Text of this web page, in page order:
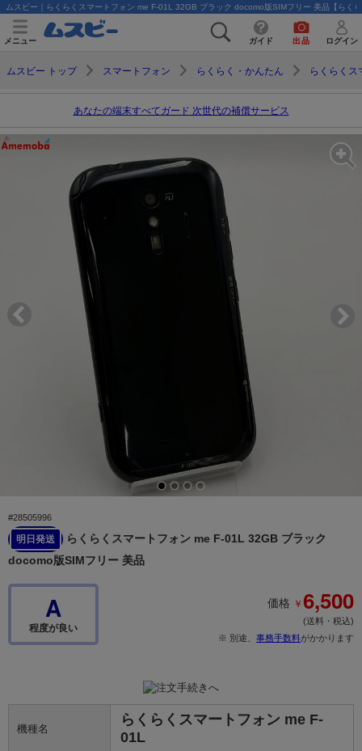
ムスビー｜らくらくスマートフォン me F-01L 32GB ブラック docomo版SIMフリー 美品【らく
メニュー ガイド 出品 ログイン
ムスビー トップ スマートフォン らくらく・かんたん らくらくス
あなたの端末すべてガード 次世代の補償サービス
#28505996
明日発送
らくらくスマートフォン me F-01L 32GB ブラック
docomo版SIMフリー 美品
A
程度が良い
価格 ￥ 6,500
(送料・税込)
※ 別途、 事務手数料がかかります
機種名
らくらくスマートフォン me F-
01L